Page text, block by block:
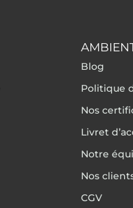
Blog
Politique
Nos
Livret
Notre
Nos
CGV